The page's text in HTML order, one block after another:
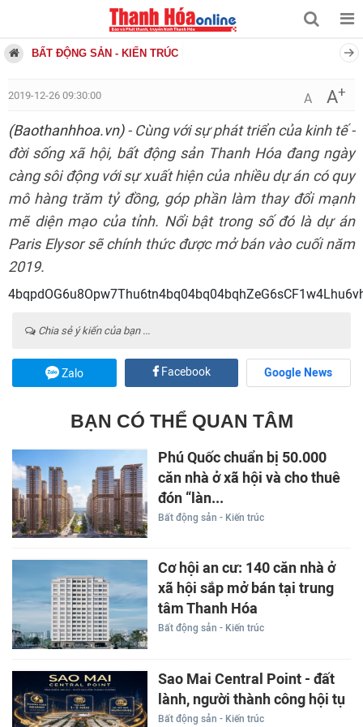
BẤT ĐỘNG SẢN - KIẾN TRÚC
2019-12-26 09:30:00 A A+
(Baothanhhoa.vn)- Cùng với sự phát triển của kinh tế -
đời sống xã hội, bất động sản Thanh Hóa đang ngày
càng sôi động với sự xuất hiện của nhiều dự án có quy
mô hàng trăm tỷ đồng, góp phần làm thay đổi mạnh
mẽ diện mạo của tỉnh. Nổi bật trong số đó là dự án
Paris Elysor sẽ chính thức được mở bán vào cuối năm
2019.
Chia sẻ ý kiến của bạn ...
Zalo Facebook Google News
BẠN CÓ THỂ QUAN TÂM
Phú Quốc chuẩn bị 50.000
căn nhà ở xã hội và cho thuê
đón “làn...
Bất động sản - Kiến trúc
Cơ hội an cư: 140 căn nhà ở
xã hội sắp mở bán tại trung
tâm Thanh Hóa
Bất động sản - Kiến trúc
Sao Mai Central Point - đất
lành, người thành công hội tụ
Bất động sản - Kiến trúc